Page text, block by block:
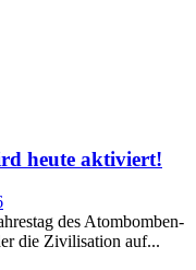
heute aktiviert!
des Atombomben-
die Zivilisation auf...